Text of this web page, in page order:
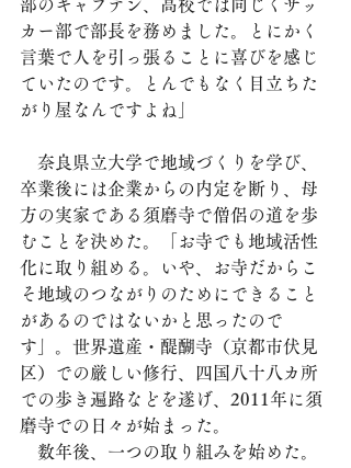
部のキャプテン、高校では同じくサッ
カー部で部長を務めました。とにかく
言葉で人を引っ張ることに喜びを感じ
ていたのです。とんでもなく目立ちた
がり屋なんですよね」
奈良県立大学で地域づくりを学び、
卒業後には企業からの内定を断り、母
方の実家である須磨寺で僧侶の道を歩
むことを決めた。「お寺でも地域活性
化に取り組める。いや、お寺だからこ
そ地域のつながりのためにできること
があるのではないかと思ったので
す」。世界遺産・醍醐寺（京都市伏見
区）での厳しい修行、四国八十八カ所
での歩き遍路などを遂げ、2011年に須
磨寺での日々が始まった。
数年後、一つの取り組みを始めた。